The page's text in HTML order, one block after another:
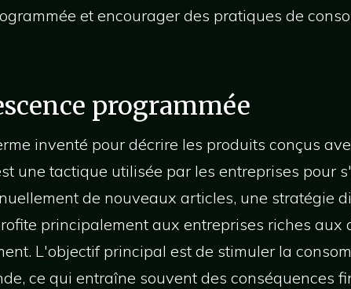
et encourager des pratiques de
programmée
inventé pour décrire les produits conçus
une tactique utilisée par les entreprises pour
de nouveaux articles, une stratégie
principalement aux entreprises riches aux
L'objectif principal est de stimuler la
ce qui entraîne souvent des conséquences